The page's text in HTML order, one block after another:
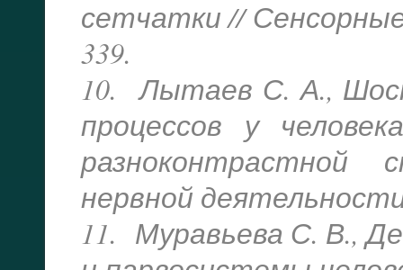
сетчатки //
339.
10. Лытаев С. А.,
процессов у
нервной
11. Муравьева С. В.,